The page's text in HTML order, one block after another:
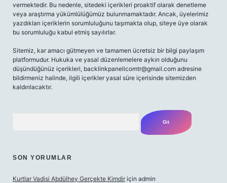
vermektedir. Bu nedenle, sitedeki içerikleri proaktif olarak denetleme
veya araştırma yükümlülüğümüz bulunmamaktadır. Ancak, üyelerimiz
yazdıkları içeriklerin sorumluluğunu taşımakta olup, siteye üye olarak
bu sorumluluğu kabul etmiş sayılırlar.
Sitemiz, kar amacı gütmeyen ve tamamen ücretsiz bir bilgi paylaşım
platformudur. Hukuka ve yasal düzenlemelere aykırı olduğunu
düşündüğünüz içerikleri, backlinkpanelicomtr@gmail.com adresine
bildirmeniz halinde, ilgili içerikler yasal süre içerisinde sitemizden
kaldırılacaktır.
SON YORUMLAR
Kurtlar Vadisi Abdülhey Gerçekte Kimdir için admin